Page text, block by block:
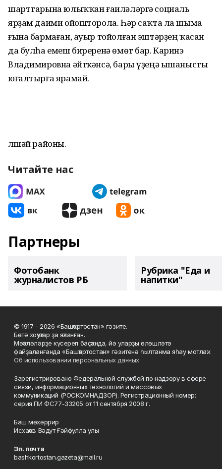
шарттарына юлыҡҡан ғаиләләргә социаль
ярҙам даими ойошторола. Һәр саҡта ла шыма
ғына бармаған, ауыр тойолған эштәрҙең ҡасан
да булһа емеш биреренә өмөт бар. Каринэ
Владимировна әйткәнсә, бары үҙеңә ышанысты
юғалтырға ярамай.
Әлшәй районы.
Читайте нас
Партнеры
Фотобанк
журналистов РБ
Рубрика "Еда и
напитки"
© 1917 - 2026 «Башҡортостан» гәзите.
Бөтә хоҡуҡтар ҙа яҡланған.
Мәҡәләләрҙе күсереп баҫҡанда, йә уларҙы өлөшләтә
файҙаланғанда «Башҡортостан» гәзитенә һылтанма яһау мотлаҡ.
Об использовании персональных данных
Зарегистрировано Федеральной службой по надзору в сфере
связи, информационных технологий и массовых
коммуникаций (РОСКОМНАДЗОР). Регистрационный номер:
серия ПИ ФС77-33205 от 11 сентября 2008 г.
Баш мөхәррир
Исхаҡов Вәдүт Ғәйфулла улы
Эл. почта
bashkortostan.gazeta@mail.ru